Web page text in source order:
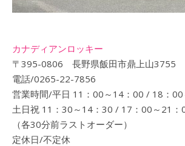
カナディアンロッキー
〒395-0806 長野県飯田市鼎上山3755
電話/0265-22-7856
営業時間/平日 11：00～14：00 / 18：
土日祝 11：30～14：30 / 17：00～21：
（各30分前ラストオーダー）
定休日/不定休